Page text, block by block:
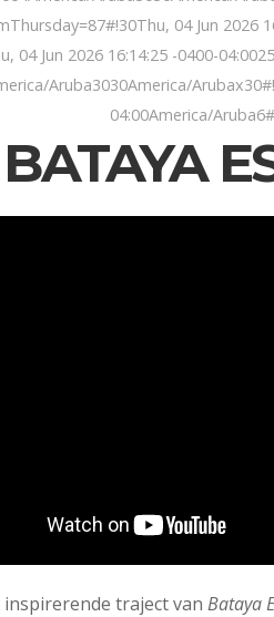
04 Jun 2026
04 Jun 2026 16:14:25 -0400-
Aruba3030America/
04:00America/
BATAYA
traject van Bataya